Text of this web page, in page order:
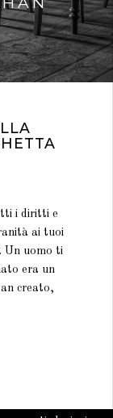
i diritti e
ai tuoi
Un uomo ti
era un
creato,